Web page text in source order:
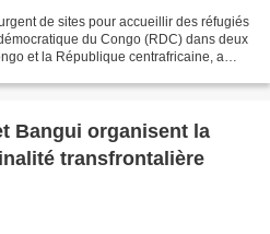
de sites pour accueillir des réfugiés
du Congo (RDC) dans deux
et la République centrafricaine, a
Bangui organisent la
transfrontalière